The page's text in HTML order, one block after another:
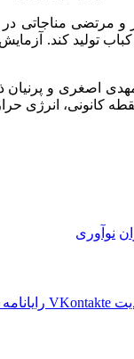
مرتضی مناجاتی در
اصغری و پرنیان
کانونی، انرژی
نوآوری
‫VKontakte رایانامه